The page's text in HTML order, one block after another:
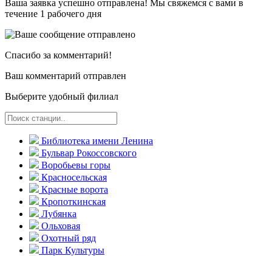
Ваша заявка успешно отправлена! Мы свяжемся с вами в
течение 1 рабочего дня
Спасибо за комментарий!
Ваш комментарий отправлен
Выберите удобный филиал
Библиотека имени Ленина
Бульвар Рокоссовского
Воробьевы горы
Красно­сельская
Красные ворота
Кропоткинс­кая
Лубянка
Ольховая
Охотный ряд
Парк Культуры